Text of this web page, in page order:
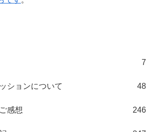
7
ションについて 48
感想 246